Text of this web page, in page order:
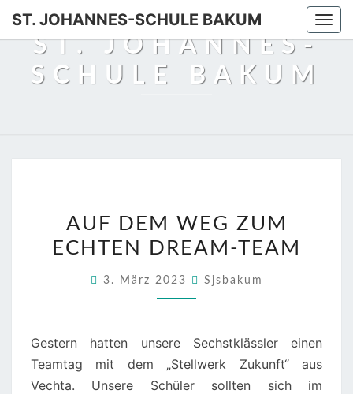
Skip
content
ST. JOHANNES-SCHULE BAKUM
ST. JOHANNES-
SCHULE BAKUM
DEM
WEG
ECHTEN
AUF DEM WEG ZUM
ECHTEN DREAM-TEAM
3. März 2023 Sjsbakum
Gestern hatten unsere Sechstklässler einen
Teamtag mit dem „Stellwerk Zukunft“ aus
Vechta. Unsere Schüler sollten sich im